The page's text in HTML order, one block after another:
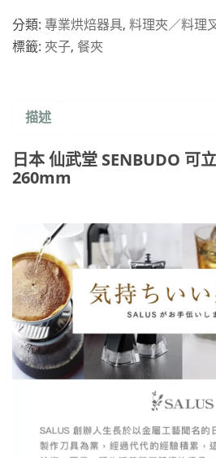
分類: 專業烘焙器具, 料理夾／料理
標籤: 夾子, 餐夾
描述
日本 仙武堂 SENBUDO 可
260mm